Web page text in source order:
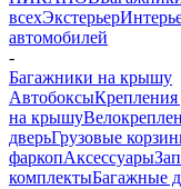
всехЭкстерьер
автомобилей
-
Багажники на крышу
Автобоксы
на крышу
дверьГрузовые
фаркопАксессуары
комплектыБагажные